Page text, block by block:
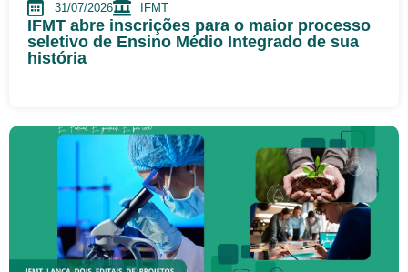
31/07/2026 IFMT
IFMT abre inscrições para o maior processo
seletivo de Ensino Médio Integrado de sua
história